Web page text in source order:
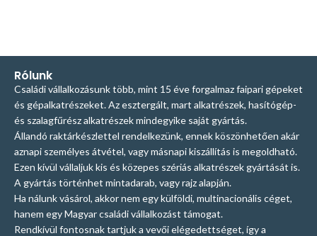
Rólunk
Családi vállalkozásunk több, mint 15 éve forgalmaz faipari gépeket
és gépalkatrészeket. Az esztergált, mart alkatrészek, hasítógép-
és szalagfűrész alkatrészek mindegyike saját gyártás.
Állandó raktárkészlettel rendelkezünk, ennek köszönhetően akár
aznapi személyes átvétel, vagy másnapi kiszállítás is megoldható.
Ezen kívül vállaljuk kis és közepes szériás alkatrészek gyártását is.
A gyártás történhet mintadarab, vagy rajz alapján.
Ha nálunk vásárol, akkor nem egy külföldi, multinacionális céget,
hanem egy Magyar családi vállalkozást támogat.
Rendkívül fontosnak tartjuk a vevői elégedettséget, így a